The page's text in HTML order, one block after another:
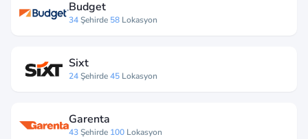
Budget
34Şehirde 58 Lokasyon
Sixt
24Şehirde45 Lokasyon
Garenta
43Şehirde 100 Lokasyon